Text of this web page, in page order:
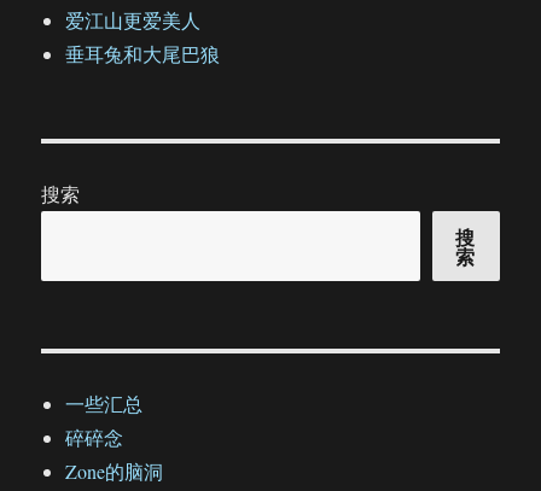
爱江山更爱美人
垂耳兔和大尾巴狼
搜索
搜
索
一些汇总
碎碎念
Zone的脑洞